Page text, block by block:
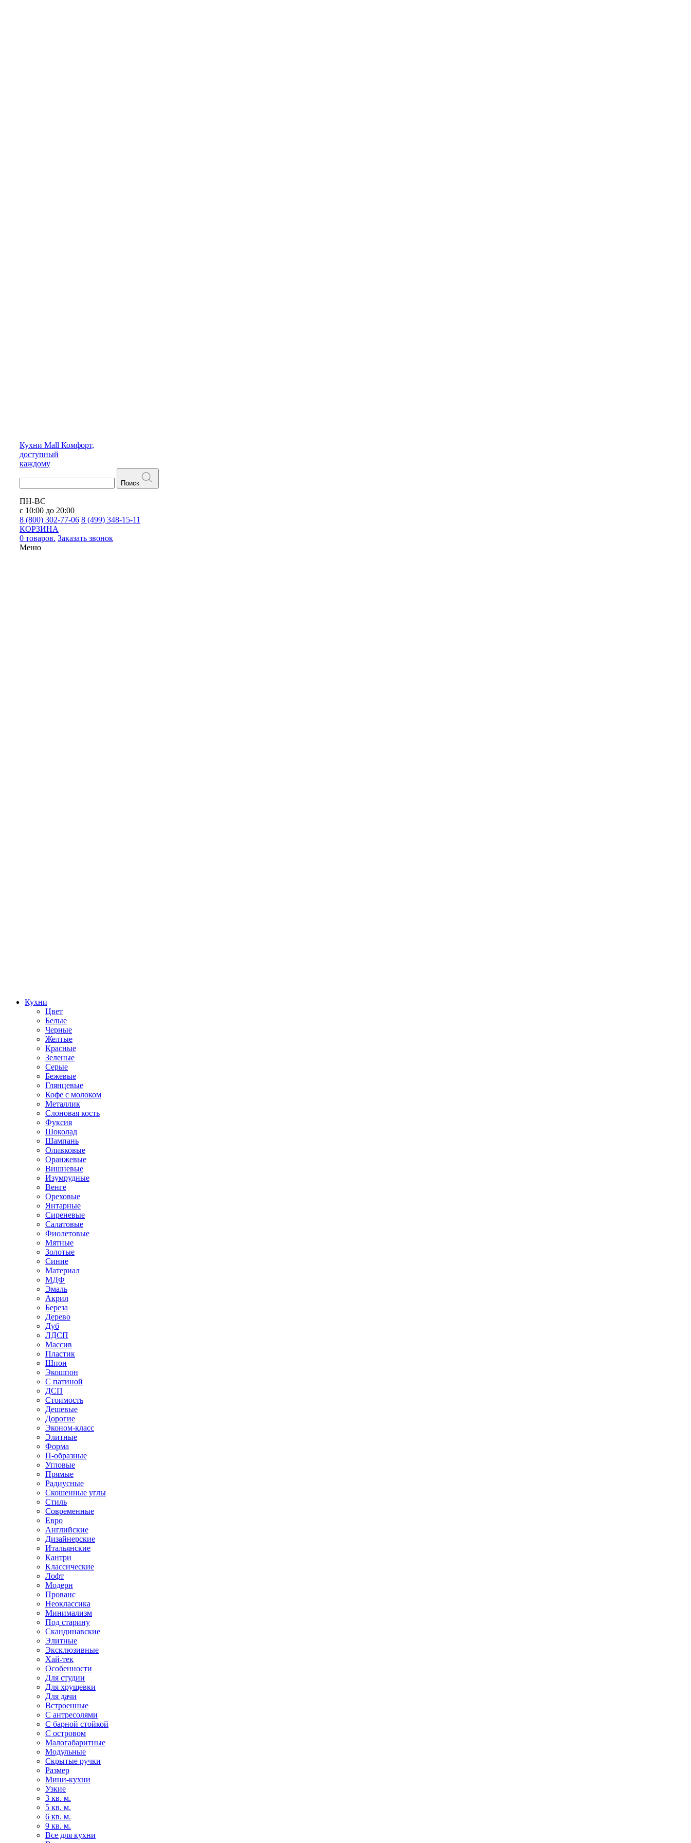
Кухни Mall Комфорт,
доступный
каждому
Поиск
ПН-ВС
с 10:00 до 20:00
8 (800) 302-77-06 8 (499) 348-15-11
КОРЗИНА
0 товаров. Заказать звонок
Меню
Кухни
Цвет
Белые
Черные
Желтые
Красные
Зеленые
Серые
Бежевые
Глянцевые
Кофе с молоком
Металлик
Слоновая кость
Фуксия
Шоколад
Шампань
Оливковые
Оранжевые
Вишневые
Изумрудные
Венге
Ореховые
Янтарные
Сиреневые
Салатовые
Фиолетовые
Мятные
Золотые
Синие
Материал
МДФ
Эмаль
Акрил
Береза
Дерево
Дуб
ЛДСП
Массив
Пластик
Шпон
Экошпон
С патиной
ДСП
Стоимость
Дешевые
Дорогие
Эконом-класс
Элитные
Форма
П-образные
Угловые
Прямые
Радиусные
Скошенные углы
Стиль
Современные
Евро
Английские
Дизайнерские
Итальянские
Кантри
Классические
Лофт
Модерн
Прованс
Неоклассика
Минимализм
Под старину
Скандинавские
Элитные
Эксклюзивные
Хай-тек
Особенности
Для студии
Для хрущевки
Для дачи
Встроенные
С антресолями
С барной стойкой
С островом
Малогабаритные
Модульные
Скрытые ручки
Размер
Мини-кухни
Узкие
3 кв. м.
5 кв. м.
6 кв. м.
9 кв. м.
Все для кухни